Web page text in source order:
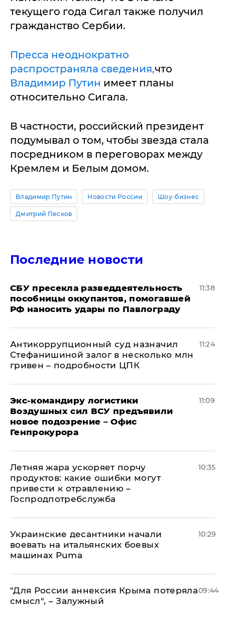
текущего года Сигал также получил
гражданство Сербии.
Пресса неоднократно
распространяла сведения,что
Владимир Путин имеет планы
относительно Сигала.
В частности, российский президент
подумывал о том, чтобы звезда стала
посредником в переговорах между
Кремлем и Белым домом.
Владимир Путин Новости России Шоу-бизнес
Дмитрий Песков
Последние новости
СБУ пресекла разведдеятельность
пособницы оккупантов, помогавшей
РФ наносить удары по Павлограду
11:38
Антикоррупционный суд назначил
Стефанишиной залог в несколько млн
гривен – подробности ЦПК
11:24
Экс-командиру логистики
Воздушных сил ВСУ предъявили
новое подозрение – Офис
Генпрокурора
11:09
Летняя жара ускоряет порчу
продуктов: какие ошибки могут
привести к отравлению –
Госпродпотребслужба
10:35
Украинские десантники начали
воевать на итальянских боевых
машинах Puma
10:29
"Для России аннексия Крыма потеряла
смысл", – Залужный
09:44